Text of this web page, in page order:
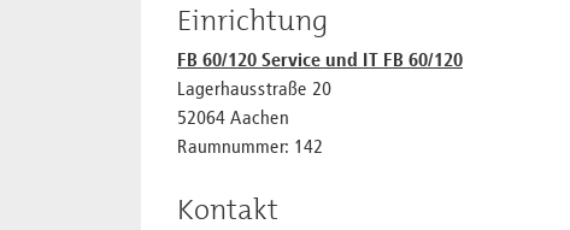
Einrichtung
FB 60/120 Service und IT FB 60/120
Lagerhausstraße 20
52064 Aachen
Raumnummer: 142
Kontakt